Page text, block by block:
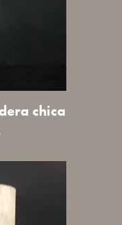
chica